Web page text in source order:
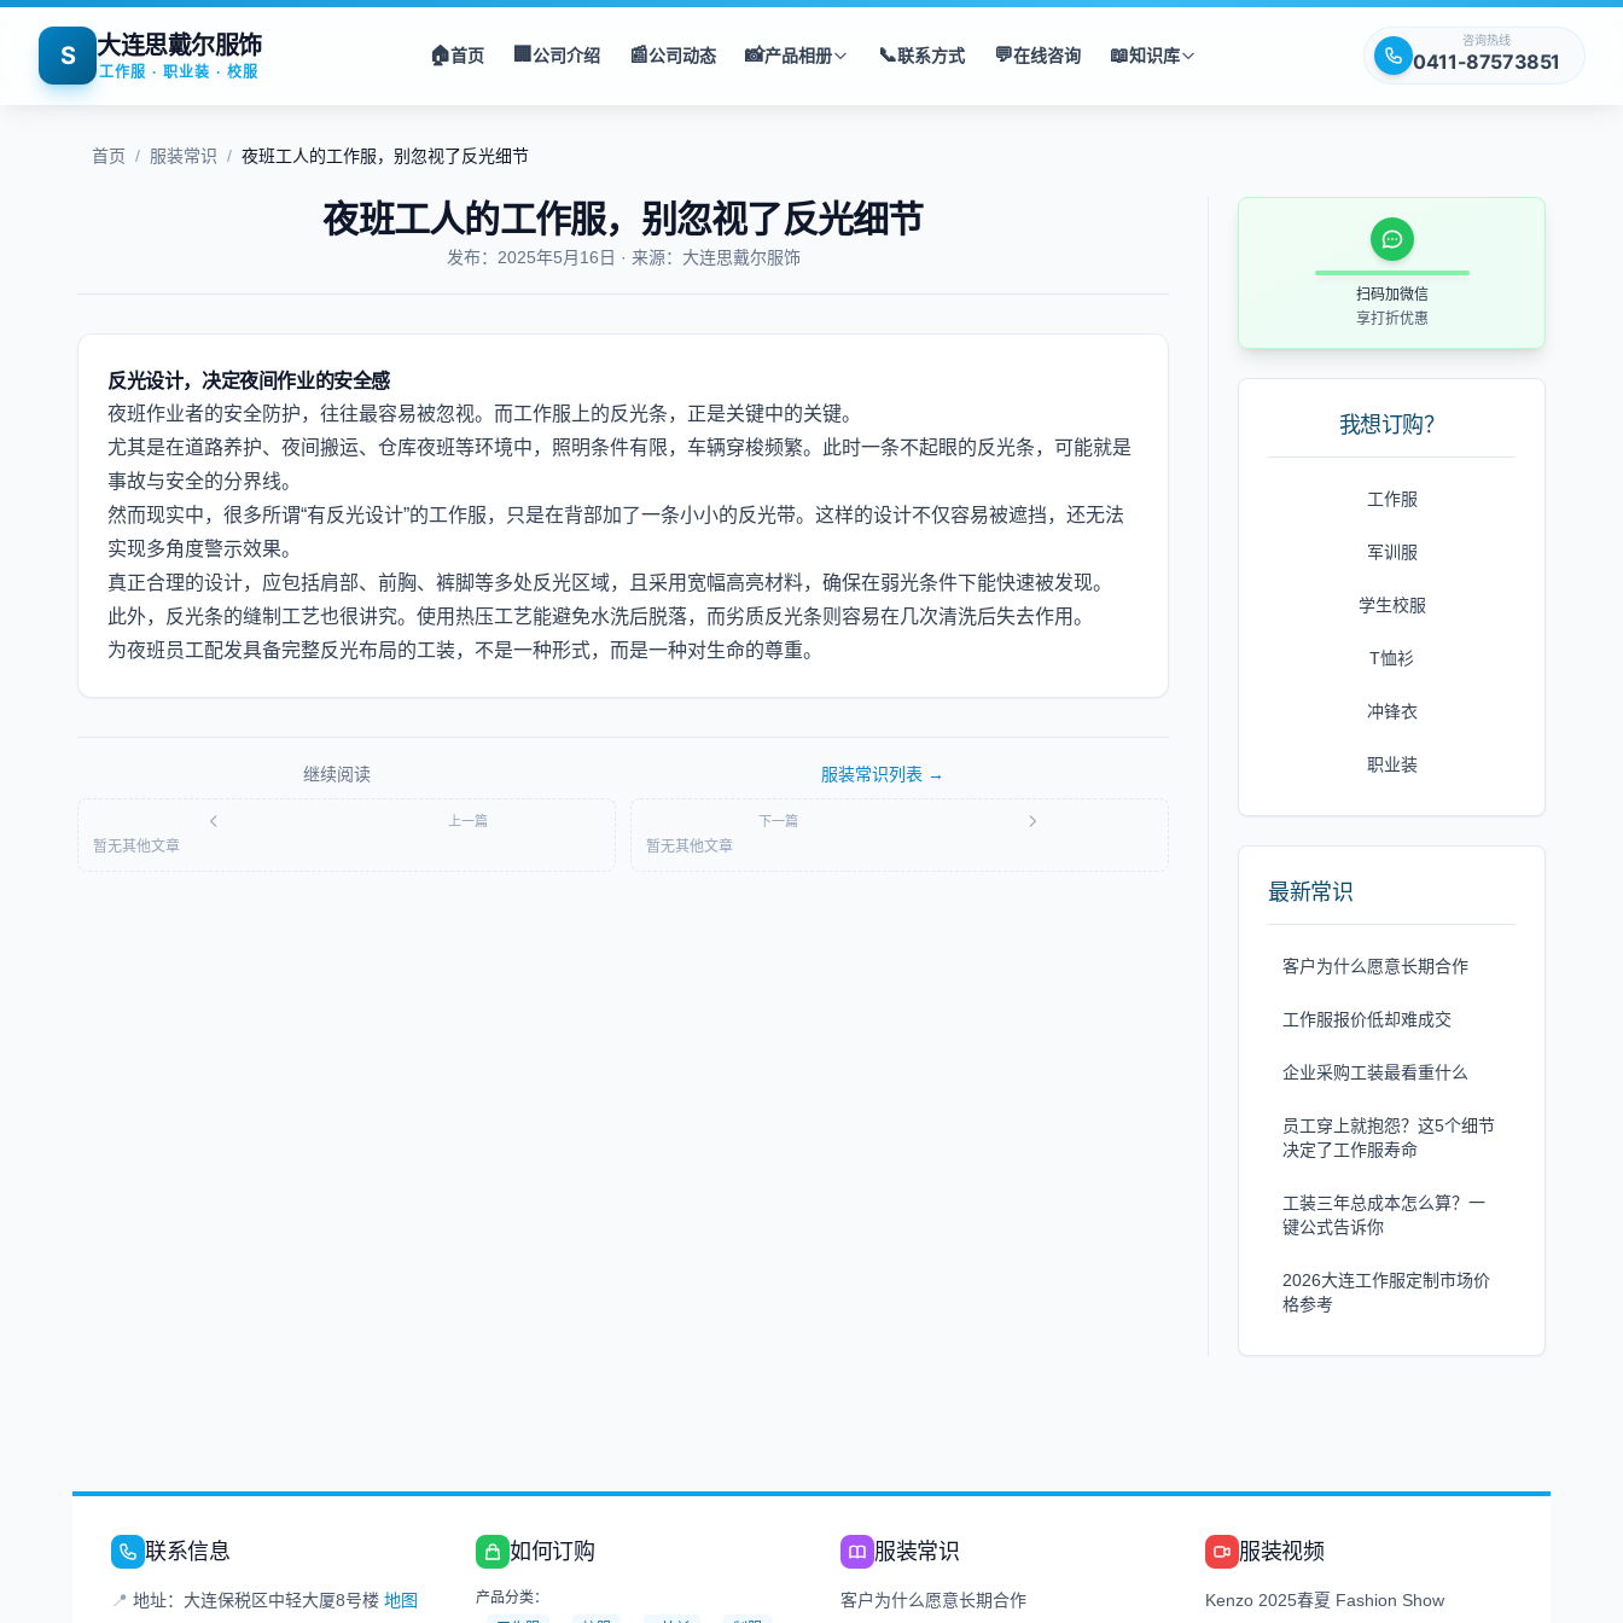
S 大连思戴尔服饰
工作服 · 职业装 · 校服
🏠首页 🏢公司介绍 📰公司动态 📸产品相册 📞联系方式 💬在线咨询 📖知识库
咨询热线
0411-87573851
首页 / 服装常识 / 夜班工人的工作服，别忽视了反光细节
夜班工人的工作服，别忽视了反光细节
发布：2025年5月16日 · 来源：大连思戴尔服饰
反光设计，决定夜间作业的安全感
夜班作业者的安全防护，往往最容易被忽视。而工作服上的反光条，正是关键中的关键。
尤其是在道路养护、夜间搬运、仓库夜班等环境中，照明条件有限，车辆穿梭频繁。此时一条不起眼的反光条，可能就是
事故与安全的分界线。
然而现实中，很多所谓“有反光设计”的工作服，只是在背部加了一条小小的反光带。这样的设计不仅容易被遮挡，还无法
实现多角度警示效果。
真正合理的设计，应包括肩部、前胸、裤脚等多处反光区域，且采用宽幅高亮材料，确保在弱光条件下能快速被发现。
此外，反光条的缝制工艺也很讲究。使用热压工艺能避免水洗后脱落，而劣质反光条则容易在几次清洗后失去作用。
为夜班员工配发具备完整反光布局的工装，不是一种形式，而是一种对生命的尊重。
继续阅读 服装常识列表 →
上一篇
暂无其他文章
下一篇
暂无其他文章
扫码加微信
享打折优惠
我想订购？
工作服
军训服
学生校服
T恤衫
冲锋衣
职业装
最新常识
客户为什么愿意长期合作
工作服报价低却难成交
企业采购工装最看重什么
员工穿上就抱怨？这5个细节
决定了工作服寿命
工装三年总成本怎么算？一
键公式告诉你
2026大连工作服定制市场价
格参考
联系信息
📍 地址：大连保税区中轻大厦8号楼 地图
如何订购
产品分类：
服装常识
客户为什么愿意长期合作
服装视频
Kenzo 2025春夏 Fashion Show